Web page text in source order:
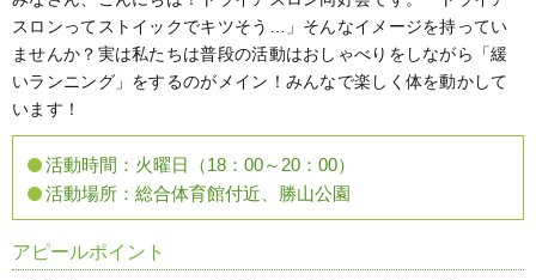
スロンってストイックでキツそう…」そんなイメージを持ってい
ませんか？実は私たちは普段の活動はおしゃべりをしながら「緩
いランニング」をするのがメイン！みんなで楽しく体を動かして
います！
活動時間： 火曜日（18：00～20：00）
活動場所： 総合体育館付近、勝山公園
アピールポイント